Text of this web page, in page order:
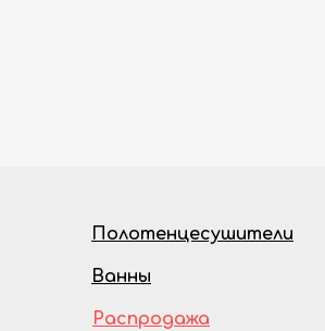
Распродажа
Полотенцесушители
Ванны